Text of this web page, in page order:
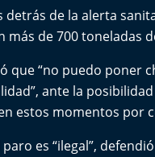
detrás de la alerta
más de 700 toneladas
que “no puedo poner
ante la
estos momentos por
es “ilegal”,